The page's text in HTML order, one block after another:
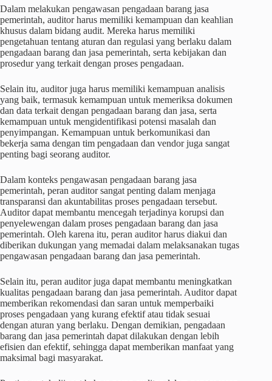
Dalam melakukan pengawasan pengadaan barang jasa
pemerintah, auditor harus memiliki kemampuan dan keahlian
khusus dalam bidang audit. Mereka harus memiliki
pengetahuan tentang aturan dan regulasi yang berlaku dalam
pengadaan barang dan jasa pemerintah, serta kebijakan dan
prosedur yang terkait dengan proses pengadaan.
Selain itu, auditor juga harus memiliki kemampuan analisis
yang baik, termasuk kemampuan untuk memeriksa dokumen
dan data terkait dengan pengadaan barang dan jasa, serta
kemampuan untuk mengidentifikasi potensi masalah dan
penyimpangan. Kemampuan untuk berkomunikasi dan
bekerja sama dengan tim pengadaan dan vendor juga sangat
penting bagi seorang auditor.
Dalam konteks pengawasan pengadaan barang jasa
pemerintah, peran auditor sangat penting dalam menjaga
transparansi dan akuntabilitas proses pengadaan tersebut.
Auditor dapat membantu mencegah terjadinya korupsi dan
penyelewengan dalam proses pengadaan barang dan jasa
pemerintah. Oleh karena itu, peran auditor harus diakui dan
diberikan dukungan yang memadai dalam melaksanakan tugas
pengawasan pengadaan barang dan jasa pemerintah.
Selain itu, peran auditor juga dapat membantu meningkatkan
kualitas pengadaan barang dan jasa pemerintah. Auditor dapat
memberikan rekomendasi dan saran untuk memperbaiki
proses pengadaan yang kurang efektif atau tidak sesuai
dengan aturan yang berlaku. Dengan demikian, pengadaan
barang dan jasa pemerintah dapat dilakukan dengan lebih
efisien dan efektif, sehingga dapat memberikan manfaat yang
maksimal bagi masyarakat.